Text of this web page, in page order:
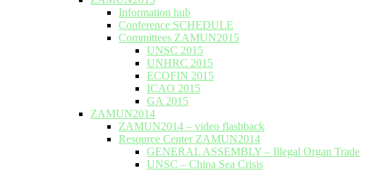
Information hub
Conference SCHEDULE
Committees ZAMUN2015
UNSC 2015
UNHRC 2015
ECOFIN 2015
ICAO 2015
GA 2015
ZAMUN2014
ZAMUN2014 – video flashback
Resource Center ZAMUN2014
GENERAL ASSEMBLY – Illegal Organ Trade
UNSC – China Sea Crisis